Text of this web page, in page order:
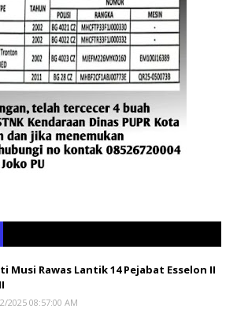
Musi Rawas Lantik 14 Pejabat Esselon II
2025 08:57:00 AM